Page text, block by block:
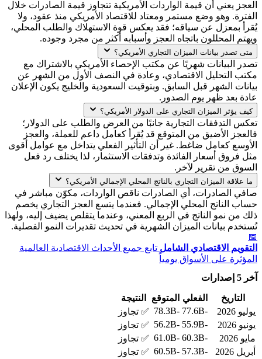
العجز يعني أن قيمة الواردات الأمريكية تتجاوز قيمة الصادرات خلال
الفترة. وهو وضع مستمر ومعتاد للاقتصاد الأمريكي منذ عقود، ولا
يُقرأ بمعزل عن سياقه؛ فقد يعكس قوة الاستهلاك والطلب المحلي،
ويهتم المحللون باتجاه العجز وأسبابه أكثر من مجرد وجوده.
متى تصدر بيانات الميزان التجاري الأمريكي؟
تصدر البيانات شهريًا عن مكتب الإحصاء الأمريكي بالاشتراك مع
مكتب التحليل الاقتصادي، وعادة في النصف الأول من الشهر عن
بيانات الشهر قبل السابق. وبتوقيت السعودية والخليج يكون الإعلان
عادة بعد ظهر يوم الصدور.
كيف يؤثر الميزان التجاري على الدولار الأمريكي؟
تعكس التدفقات التجارية جانبًا من العرض والطلب على الدولار؛
فالعجز الأضيق من المتوقع قد يُقرأ كعامل داعم للعملة، والعجز
الأوسع كعامل ضاغط. غير أن التأثير الفعلي يتداخل مع عوامل أقوى
مثل فروق أسعار الفائدة وتدفقات الاستثمار، لذا يختلف رد فعل
السوق من تقرير لآخر.
ما علاقة الميزان التجاري بالناتج المحلي الإجمالي الأمريكي؟
صافي الصادرات، أي الصادرات ناقص الواردات، مكوّن مباشر في
حساب الناتج المحلي الإجمالي. فعندما يتسع العجز التجاري يخصم
ذلك من نمو الناتج في الربع المعني، وعندما يتقلص يضيف إليه، ولهذا
تُستخدم بيانات الميزان الشهرية في تحديث تقديرات النمو الفصلية.
📅
التقويم الاقتصادي الشامل تابع جميع الأحداث الاقتصادية العالمية
المؤثرة على الأسواق يومياً
آخر 5 إصدارات
التاريخ الفعلي المتوقع
النتيجة
يوليو 2026
-77.6B
-78.3B
✅ تجاوز
يونيو 2026
-55.9B
-56.2B
✅ تجاوز
مايو 2026
-60.3B
-61.0B
✅ تجاوز
أبريل 2026
-57.3B
-60.5B
✅ تجاوز